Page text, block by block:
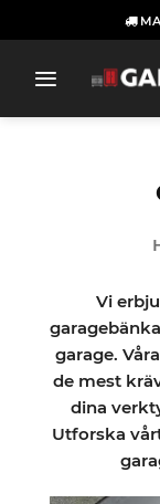
to
Vi
garage.
de mest
dina
Utforska